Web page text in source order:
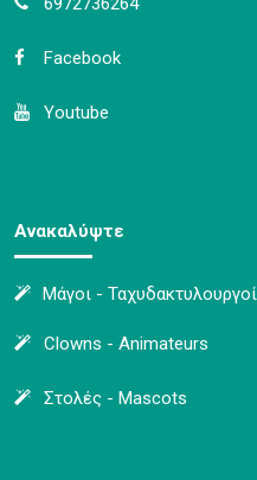
Facebook
Youtube
Ανακαλύψτε
Μάγοι - Ταχυδακτυλουργοί
Clowns - Animateurs
Στολές - Mascots